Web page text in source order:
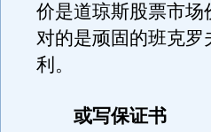
价是道琼斯股票市
对的是顽固的班克
利。
或写保证书